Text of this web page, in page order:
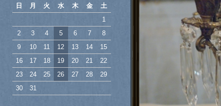
日
月 火 水 木 金
土
1
2
3 4 5 6 7
8
9
10 11 12 13 14
15
16
17 18 19 20 21
22
23
24 25 26 27 28
29
30
31